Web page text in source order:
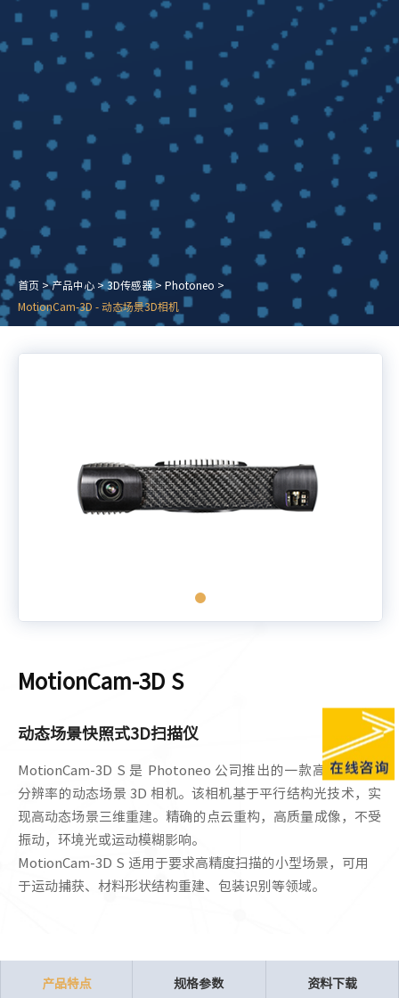
首页 >产品中心 >3D传感器> Photoneo >
MotionCam-3D - 动态场景3D相机
MotionCam-3D S
动态场景快照式3D扫描仪
MotionCam-3D S 是 Photoneo 公司推出的一款高精度、高
分辨率的动态场景 3D 相机。该相机基于平行结构光技术，实
现高动态场景三维重建。精确的点云重构，高质量成像，不受
振动，环境光或运动模糊影响。
MotionCam-3D S 适用于要求高精度扫描的小型场景，可用
于运动捕获、材料形状结构重建、包装识别等领域。
产品特点 规格参数 资料下载